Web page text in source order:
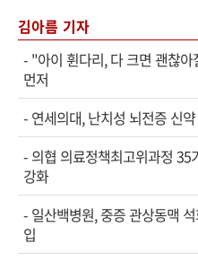
김아름 기자
- "아이 휜다리, 다 크면 괜찮
먼저
- 연세의대, 난치성 뇌전증 신
- 의협 의료정책최고위과정
강화
- 일산백병원, 중증 관상동맥
입